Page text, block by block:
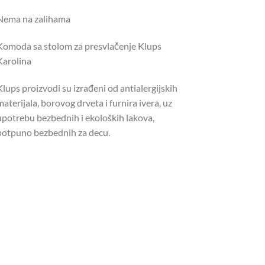
na zalihama
sa stolom za presvlačenje Klups
proizvodi su izrađeni od antialergijskih
borovog drveta i furnira ivera, uz
bezbednih i ekoloških lakova,
bezbednih za decu.